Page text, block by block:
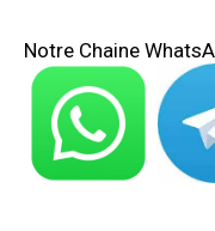
Notre Chaine